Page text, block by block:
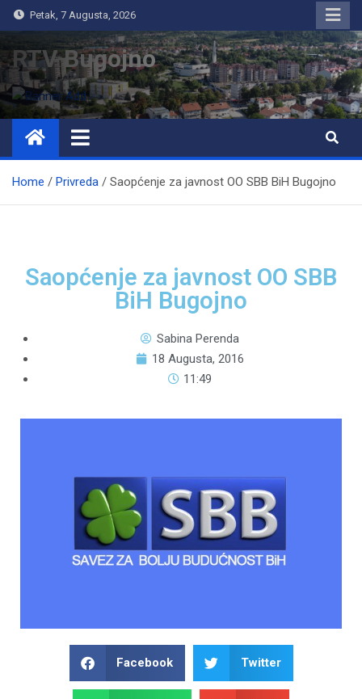
Petak, 7 Augusta, 2026
RTV Bugojno
Home Privreda Saopćenje za javnost OO SBB BiH Bugojno
Saopćenje za javnost OO SBB
BiH Bugojno
Sabina Perenda
18 Augusta, 2016
11:49
Facebook Twitter